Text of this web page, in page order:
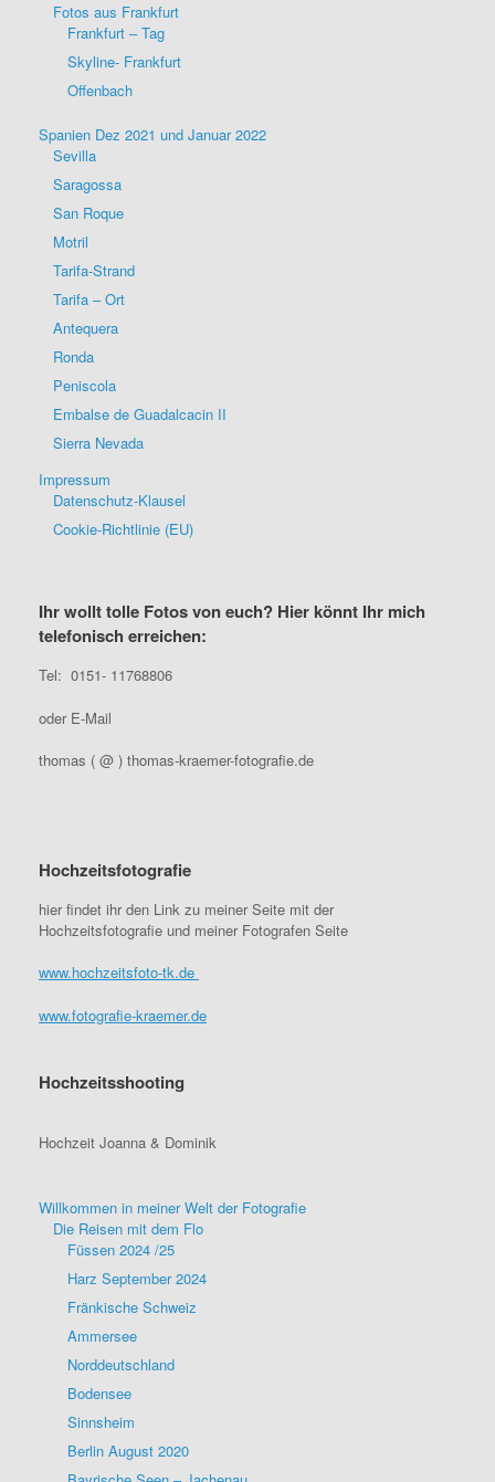
Fotos aus Frankfurt
Frankfurt – Tag
Skyline- Frankfurt
Offenbach
Spanien Dez 2021 und Januar 2022
Sevilla
Saragossa
San Roque
Motril
Tarifa-Strand
Tarifa – Ort
Antequera
Ronda
Peniscola
Embalse de Guadalcacin II
Sierra Nevada
Impressum
Datenschutz-Klausel
Cookie-Richtlinie (EU)
Ihr wollt tolle Fotos von euch? Hier könnt Ihr mich
telefonisch erreichen:
Tel: 0151- 11768806
oder E-Mail
thomas ( @ ) thomas-kraemer-fotografie.de
Hochzeitsfotografie
hier findet ihr den Link zu meiner Seite mit der
Hochzeitsfotografie und meiner Fotografen Seite
www.hochzeitsfoto-tk.de
www.fotografie-kraemer.de
Hochzeitsshooting
Hochzeit Joanna & Dominik
Willkommen in meiner Welt der Fotografie
Die Reisen mit dem Flo
Füssen 2024 /25
Harz September 2024
Fränkische Schweiz
Ammersee
Norddeutschland
Bodensee
Sinnsheim
Berlin August 2020